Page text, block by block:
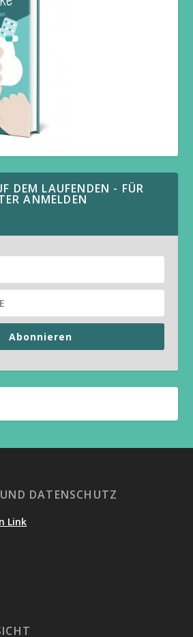
DEM LAUFENDEN - FÜR
ANMELDEN
Abonnieren
DATENSCHUTZ
Link